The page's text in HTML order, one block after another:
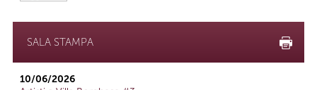
SALA STAMPA
10/06/2026